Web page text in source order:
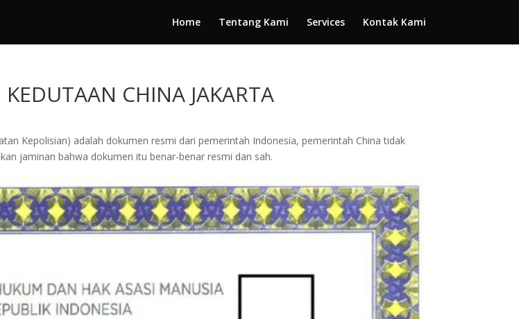
Home Tentang Kami Services Kontak Kami
KEDUTAAN CHINA JAKARTA
Kepolisian) adalah dokumen resmi dari pemerintah Indonesia, pemerintah China tidak
jaminan bahwa dokumen itu benar-benar resmi dan sah.